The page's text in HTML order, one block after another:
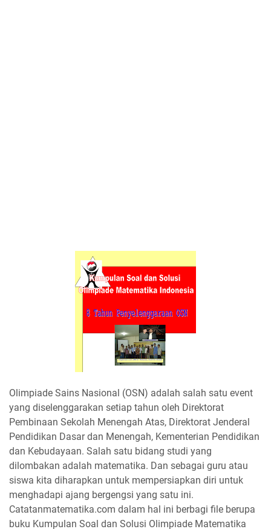
Olimpiade Sains Nasional (OSN) adalah salah satu event
yang diselenggarakan setiap tahun oleh Direktorat
Pembinaan Sekolah Menengah Atas, Direktorat Jenderal
Pendidikan Dasar dan Menengah, Kementerian Pendidikan
dan Kebudayaan. Salah satu bidang studi yang
dilombakan adalah matematika. Dan sebagai guru atau
siswa kita diharapkan untuk mempersiapkan diri untuk
menghadapi ajang bergengsi yang satu ini.
Catatanmatematika.com dalam hal ini berbagi file berupa
buku Kumpulan Soal dan Solusi Olimpiade Matematika